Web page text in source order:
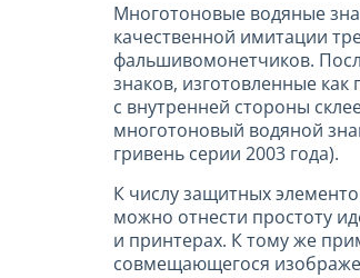
Многотоновые водяные
качественной имитации
фальшивомонетчиков.
знаков, изготовленные
с внутренней стороны
многотоновый водяной
гривень серии 2003 года).
К числу защитных
можно отнести простоту
и принтерах. К тому же
совмещающегося